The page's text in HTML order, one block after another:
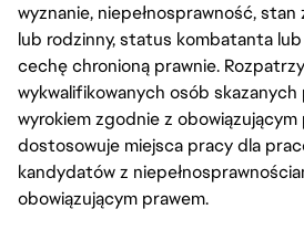
wyznanie, niepełnosprawność,
lub rodzinny, status kombatanta lub
cechę chronioną prawnie.
wykwalifikowanych osób
wyrokiem zgodnie z obowiązującym
dostosowuje miejsca pracy dla
kandydatów z
obowiązującym prawem.